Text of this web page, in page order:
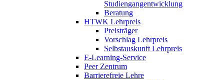
Studiengangentwicklung
Beratung
HTWK Lehrpreis
Preisträger
Vorschlag Lehrpreis
Selbstauskunft Lehrpreis
E-Learning-Service
Peer Zentrum
Barrierefreie Lehre